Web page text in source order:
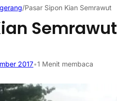
/Pasar Sipon Kian Semrawut
Semrawut
2017•1 Menit membaca